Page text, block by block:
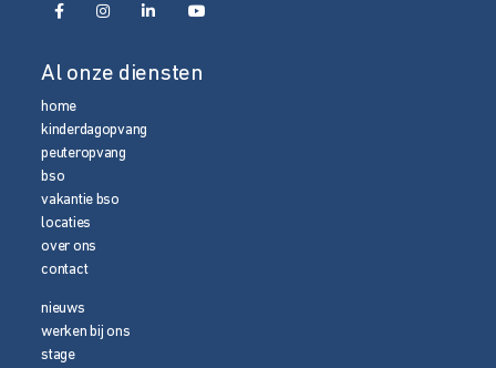
Al onze diensten
home
kinderdagopvang
peuteropvang
bso
vakantie bso
locaties
over ons
contact
nieuws
werken bij ons
stage